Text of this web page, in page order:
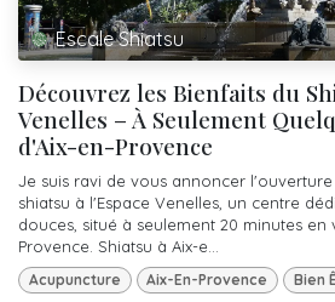
Escale Shiatsu
Découvrez les Bienfaits du
Venelles – À Seulement
d'Aix-en-Provence
Je suis ravi de vous annoncer
shiatsu à l'Espace Venelles, un centre
douces, situé à seulement 20 minutes en
Provence. Shiatsu à Aix-e...
Acupuncture Aix-En-Provence Bien